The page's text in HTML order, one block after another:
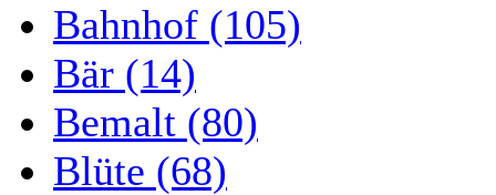
Bahnhof (105)
Bär (14)
Bemalt (80)
Blüte (68)